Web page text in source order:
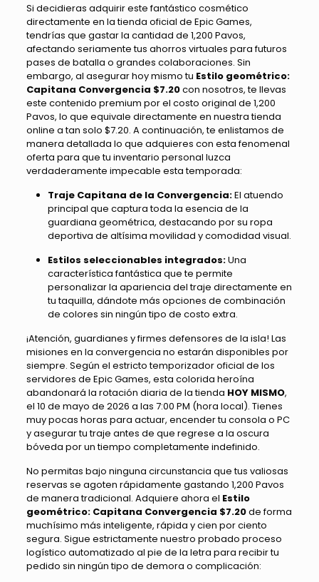
Si decidieras adquirir este fantástico cosmético
directamente en la tienda oficial de Epic Games,
tendrías que gastar la cantidad de 1,200 Pavos,
afectando seriamente tus ahorros virtuales para futuros
pases de batalla o grandes colaboraciones. Sin
embargo, al asegurar hoy mismo tu Estilo geométrico:
Capitana Convergencia $7.20con nosotros, te llevas
este contenido premium por el costo original de 1,200
Pavos, lo que equivale directamente en nuestra tienda
online a tan solo $7.20. A continuación, te enlistamos de
manera detallada lo que adquieres con esta fenomenal
oferta para que tu inventario personal luzca
verdaderamente impecable esta temporada:
Traje Capitana de la Convergencia:El atuendo
principal que captura toda la esencia de la
guardiana geométrica, destacando por su ropa
deportiva de altísima movilidad y comodidad visual.
Estilos seleccionables integrados:Una
característica fantástica que te permite
personalizar la apariencia del traje directamente en
tu taquilla, dándote más opciones de combinación
de colores sin ningún tipo de costo extra.
¡Atención, guardianes y firmes defensores de la isla! Las
misiones en la convergencia no estarán disponibles por
siempre. Según el estricto temporizador oficial de los
servidores de Epic Games, esta colorida heroína
abandonará la rotación diaria de la tienda HOY MISMO,
el 10 de mayo de 2026 a las 7:00 PM (hora local). Tienes
muy pocas horas para actuar, encender tu consola o PC
y asegurar tu traje antes de que regrese a la oscura
bóveda por un tiempo completamente indefinido.
No permitas bajo ninguna circunstancia que tus valiosas
reservas se agoten rápidamente gastando 1,200 Pavos
de manera tradicional. Adquiere ahora el Estilo
geométrico: Capitana Convergencia $7.20de forma
muchísimo más inteligente, rápida y cien por ciento
segura. Sigue estrictamente nuestro probado proceso
logístico automatizado al pie de la letra para recibir tu
pedido sin ningún tipo de demora o complicación: